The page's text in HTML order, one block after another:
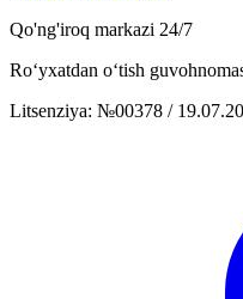
Qo'ng'iroq markazi 24/7
Ro‘yxatdan o‘tish
Litsenziya: №00378 /